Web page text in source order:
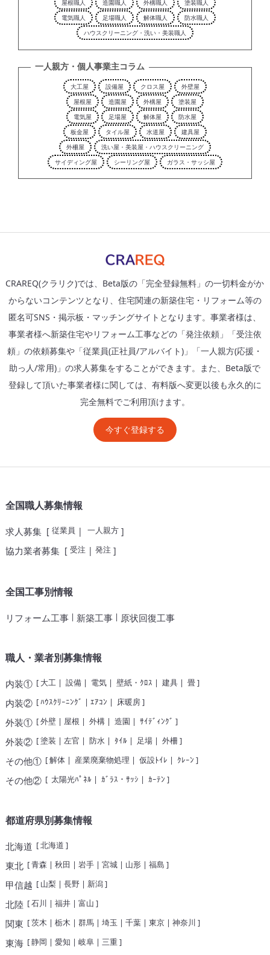
屋根職人 造園職人 外構職人
塗装職人
電気職人
足場職人 解体職人
防水職人
ハウスクリーニング・洗い・美装職人
一人親方・個人事業主コラム
大工屋 設備屋 クロス屋
外壁屋
屋根屋
造園屋 外構屋
塗装屋
電気屋
足場屋 解体屋
防水屋
板金屋
タイル屋 水道屋
建具屋
外柵屋
洗い屋・美装屋・ハウスクリーニング
サイディング屋
シーリング屋 ガラス・サッシ屋
CRAREQ(クラリク)では、Beta版の「完全登録無料」の一切料金がか
からないコンテンツとなり、住宅関連の新築住宅・リフォーム等の
匿名可SNS・掲示板・マッチングサイトとなります。事業者様は、
事業者様へ新築住宅やリフォーム工事などの「発注依頼」「受注依
頼」の依頼募集や「従業員(正社員/アルバイト)」「一人親方(応援・
助っ人/常用)」の求人募集をすることができます。また、Beta版で
登録して頂いた事業者様に関しては、有料版へ変更以後も永久的に
完全無料でご利用頂けます。
今すぐ登録する
全国職人募集情報
求人募集[ 従業員| 一人親方]
協力業者募集[ 受注| 発注]
全国工事別情報
リフォーム工事| 新築工事| 原状回復工事
職人・業者別募集情報
内装①[ 大工| 設備| 電気| 壁紙・ｸﾛｽ | 建具| 畳]
内装②[ﾊｳｽｸﾘｰﾆﾝｸﾞ | ｴｱｺﾝ | 床暖房]
外装①[外壁| 屋根 | 外構| 造園 | ｻｲﾃﾞｨﾝｸﾞ ]
外装②[塗装 | 左官 | 防水| ﾀｲﾙ | 足場| 外柵 ]
その他①[解体| 産業廃棄物処理 | 仮設ﾄｲﾚ | ｸﾚｰﾝ ]
その他②[ 太陽光ﾊﾟﾈﾙ | ｶﾞﾗｽ・ｻｯｼ | ｶｰﾃﾝ ]
都道府県別募集情報
北海道 [北海道 ]
東北 [青森 | 秋田 | 岩手| 宮城| 山形| 福島 ]
甲信越 [ 山梨 | 長野| 新潟]
北陸 [石川 | 福井| 富山 ]
関東 [茨木 | 栃木 | 群馬| 埼玉 | 千葉| 東京| 神奈川 ]
東海[静岡 | 愛知 | 岐阜| 三重]